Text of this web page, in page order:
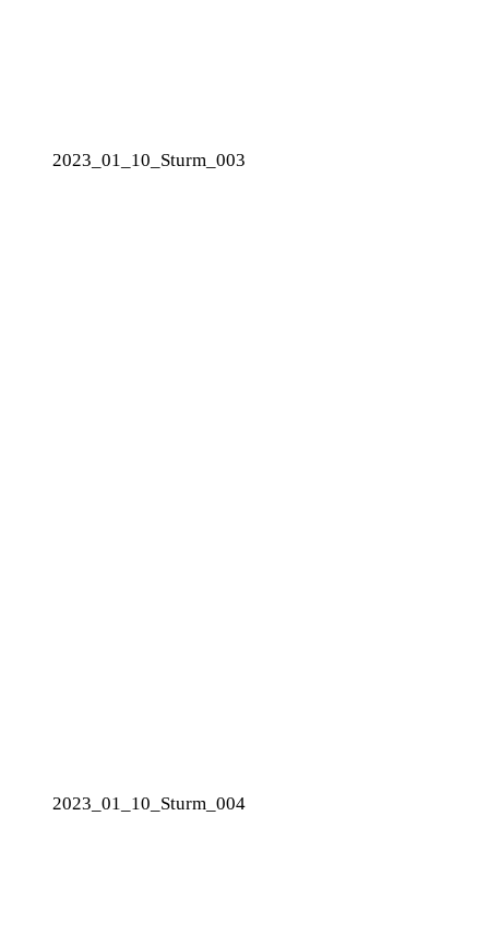
2023_01_10_Sturm_003
2023_01_10_Sturm_004